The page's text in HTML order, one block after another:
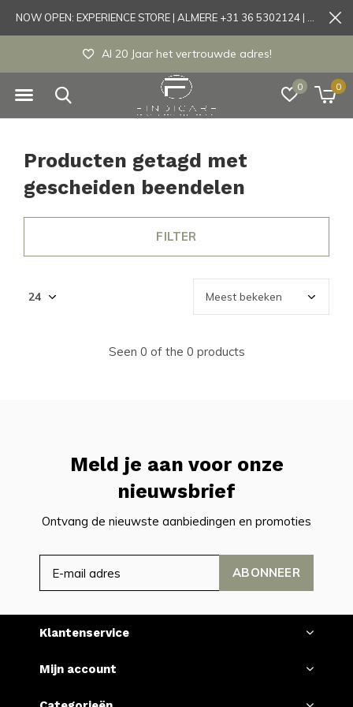
0 0
Al 20 Jaar het vertrouwde adres!
Producten getagd met
gescheiden beendelen
FILTER
Seen 0 of the 0 products
Meld je aan voor onze
nieuwsbrief
Ontvang de nieuwste aanbiedingen en promoties
ABONNEER
Klantenservice
Mijn account